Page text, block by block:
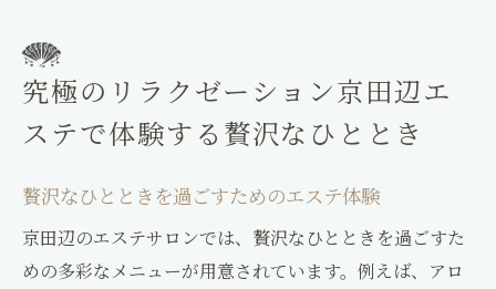
究極のリラクゼーション京田辺エ
ステで体験する贅沢なひととき
贅沢なひとときを過ごすためのエステ体験
京田辺のエステサロンでは、贅沢なひとときを過ごすた
めの多彩なメニューが用意されています。例えば、アロ